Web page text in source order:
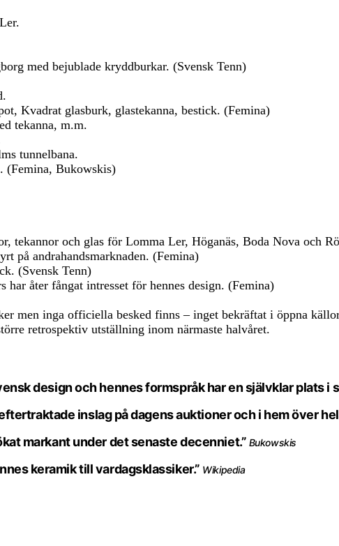
med bejublade kryddburkar. (Svensk Tenn)
Kvadrat glasburk, glastekanna, bestick. (Femina)
tekanna, m.m.
tunnelbana.
(Femina, Bukowskis)
tekannor och glas för Lomma Ler, Höganäs, Boda Nova och
på andrahandsmarknaden. (Femina)
(Svensk Tenn)
har åter fångat intresset för hennes design. (Femina)
men inga officiella besked finns – inget bekräftat i öppna
retrospektiv utställning inom närmaste halvåret.
design och hennes formspråk har en självklar plats i
inslag på dagens auktioner och i hem över
markant under det senaste decenniet.” Bukowskis
keramik till vardagsklassiker.” Wikipedia